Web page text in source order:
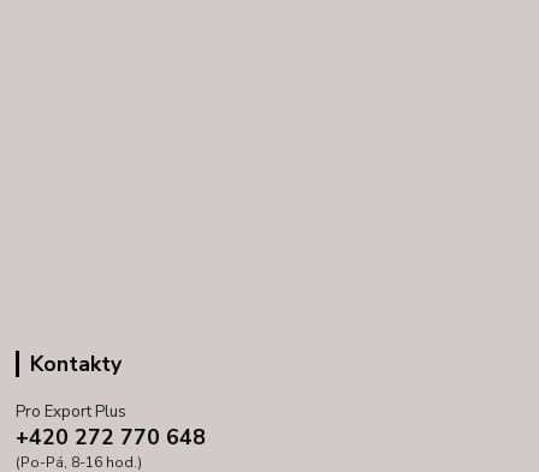
Kontakty
Pro Export Plus
+420 272 770 648
(Po-Pá, 8-16 hod.)